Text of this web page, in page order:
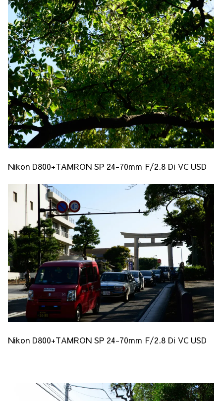
Nikon D800+TAMRON SP 24-70mm F/2.8 Di VC USD
Nikon D800+TAMRON SP 24-70mm F/2.8 Di VC USD